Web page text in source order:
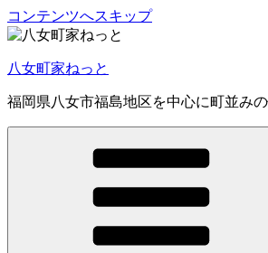
コンテンツへスキップ
八女町家ねっと
福岡県八女市福島地区を中心に町並み